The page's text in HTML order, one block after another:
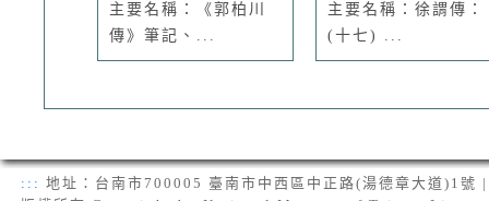
主要名稱：《郭柏川
傳》筆記、...
主要名稱：徐謂傳：
(十七) ...
::: 地址：台南市700005 臺南市中西區中正路(湯德章大道)1